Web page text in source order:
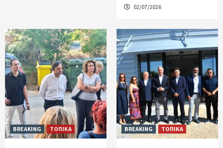
02/07/2026
BREAKING ΤΟΠΙΚΑ BREAKING ΤΟΠΙΚΑ